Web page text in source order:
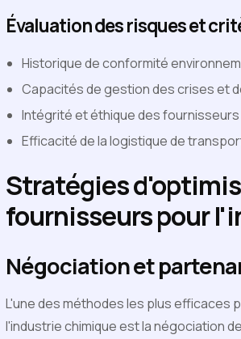
Évaluation des risques et
Historique de conformité
Capacités de gestion des crises et
Intégrité et éthique des fournisseurs
Efficacité de la logistique de
Stratégies
fournisseurs pour
Négociation et
L'une des méthodes les plus efficaces
l'industrie chimique est la négociation